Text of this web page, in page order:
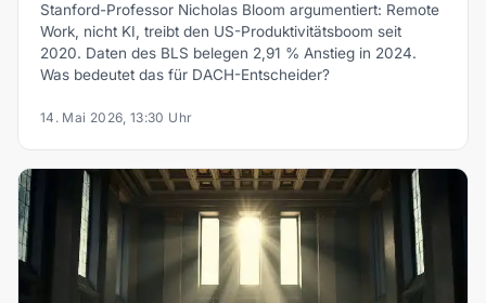
Stanford-Professor Nicholas Bloom argumentiert: Remote
Work, nicht KI, treibt den US-Produktivitätsboom seit
2020. Daten des BLS belegen 2,91 % Anstieg in 2024.
Was bedeutet das für DACH-Entscheider?
14. Mai 2026, 13:30 Uhr